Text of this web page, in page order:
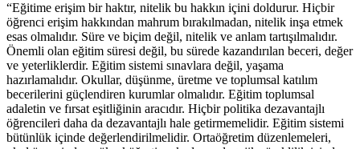
“Eğitime erişim bir haktır, nitelik bu hakkın içini doldurur. Hiçbir
öğrenci erişim hakkından mahrum bırakılmadan, nitelik inşa etmek
esas olmalıdır. Süre ve biçim değil, nitelik ve anlam tartışılmalıdır.
Önemli olan eğitim süresi değil, bu sürede kazandırılan beceri, değer
ve yeterliklerdir. Eğitim sistemi sınavlara değil, yaşama
hazırlamalıdır. Okullar, düşünme, üretme ve toplumsal katılım
becerilerini güçlendiren kurumlar olmalıdır. Eğitim toplumsal
adaletin ve fırsat eşitliğinin aracıdır. Hiçbir politika dezavantajlı
öğrencileri daha da dezavantajlı hale getirmemelidir. Eğitim sistemi
bütünlük içinde değerlendirilmelidir. Ortaöğretim düzenlemeleri,